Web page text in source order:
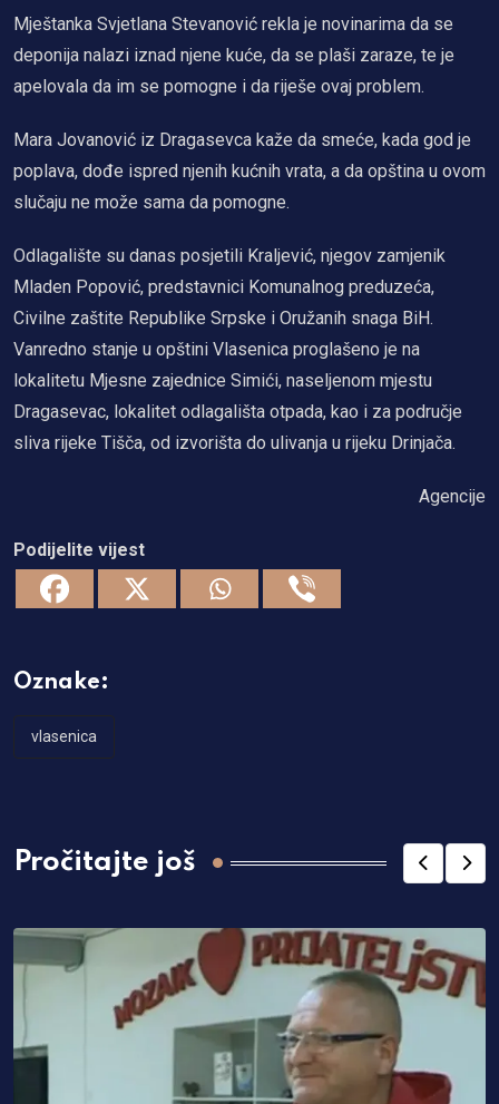
Mještanka Svjetlana Stevanović rekla je novinarima da se
deponija nalazi iznad njene kuće, da se plaši zaraze, te je
apelovala da im se pomogne i da riješe ovaj problem.
Mara Jovanović iz Dragasevca kaže da smeće, kada god je
poplava, dođe ispred njenih kućnih vrata, a da opština u ovom
slučaju ne može sama da pomogne.
Odlagalište su danas posjetili Kraljević, njegov zamjenik
Mladen Popović, predstavnici Komunalnog preduzeća,
Civilne zaštite Republike Srpske i Oružanih snaga BiH.
Vanredno stanje u opštini Vlasenica proglašeno je na
lokalitetu Mjesne zajednice Simići, naseljenom mjestu
Dragasevac, lokalitet odlagališta otpada, kao i za područje
sliva rijeke Tišča, od izvorišta do ulivanja u rijeku Drinjača.
Agencije
Podijelite vijest
Oznake:
vlasenica
Pročitajte još